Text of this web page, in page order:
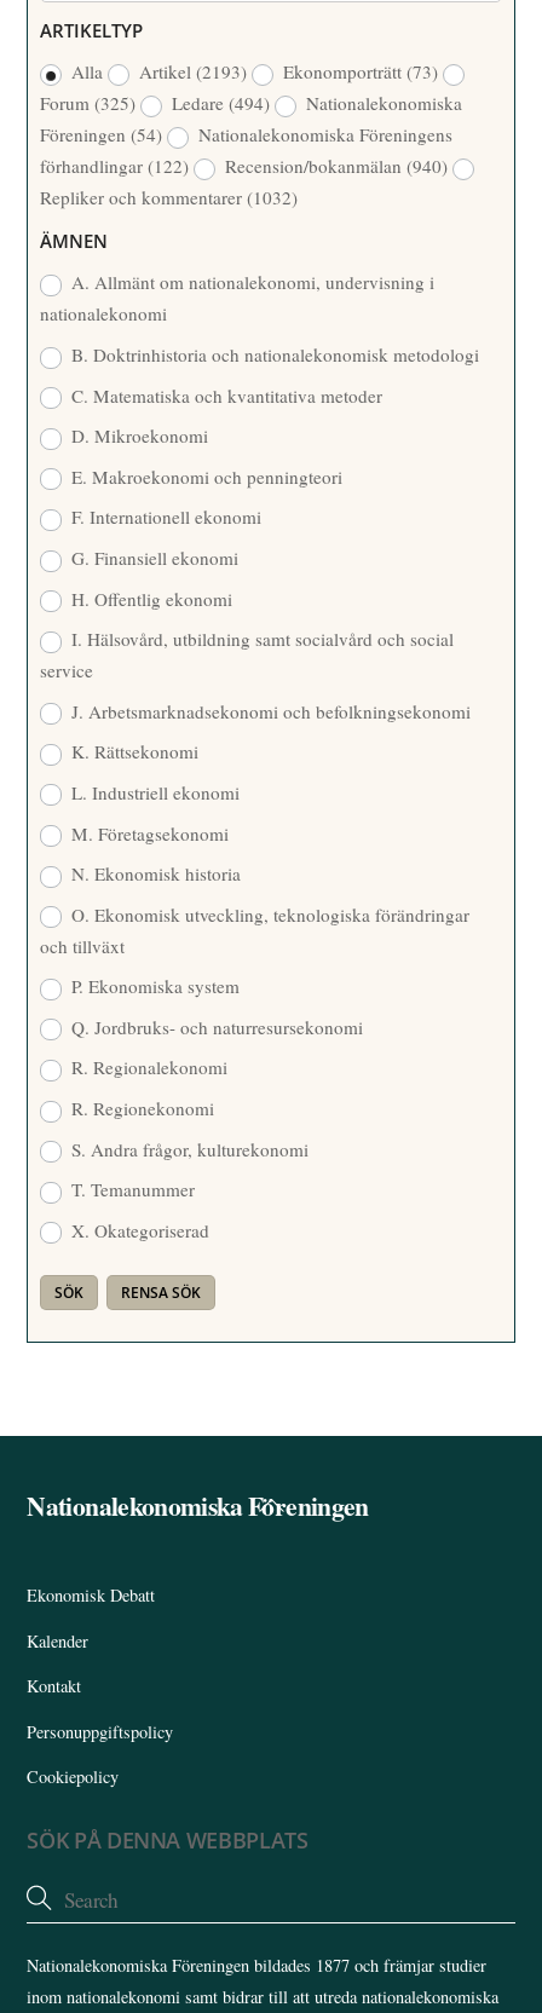
/
Å
R
R
F
A
T
T
A
R
ARTIKELTYP
Alla
Artikel(2193) Ekonomporträtt(73)
Forum(325) Ledare(494)
Nationalekonomiska
Föreningen(54)
Nationalekonomiska Föreningens
förhandlingar(122) Recension/bokanmälan(940)
Repliker och kommentarer(1032)
ÄMNEN
A. Allmänt om nationalekonomi, undervisning i
nationalekonomi
B. Doktrinhistoria och nationalekonomisk metodologi
C. Matematiska och kvantitativa metoder
D. Mikroekonomi
E. Makroekonomi och penningteori
F. Internationell ekonomi
G. Finansiell ekonomi
H. Offentlig ekonomi
I. Hälsovård, utbildning samt socialvård och social
service
J. Arbetsmarknadsekonomi och befolkningsekonomi
K. Rättsekonomi
L. Industriell ekonomi
M. Företagsekonomi
N. Ekonomisk historia
O. Ekonomisk utveckling, teknologiska förändringar
och tillväxt
P. Ekonomiska system
Q. Jordbruks- och naturresursekonomi
R. Regionalekonomi
R. Regionekonomi
S. Andra frågor, kulturekonomi
T. Temanummer
X. Okategoriserad
Back
Nationalekonomiska Föreningen
Ekonomisk Debatt
Kalender
Kontakt
Personuppgiftspolicy
Cookiepolicy
SÖK PÅ DENNA WEBBPLATS
Nationalekonomiska Föreningen bildades 1877 och främjar studier
inom nationalekonomi samt bidrar till att utreda nationalekonomiska